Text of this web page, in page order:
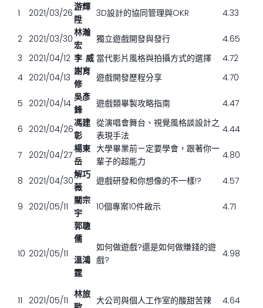
1
2021/03/26
游輝
陞
3D設計的協同管理與OKR 4.33
2 2021/03/30
林瀚
宏
獨立遊戲開發與發行
4.65
3
2021/04/12 李 威 當代影片風格與拍攝方式的選擇
4.72
4 2021/04/13
謝育
修
遊戲開發歷程分享 4.70
5 2021/04/14
吳彥
鋒
遊戲類畢製攻略指南 4.47
6 2021/04/26
馮建
彰
從演唱會舞台、視覺風格談設計之
表現手法
4.44
7 2021/04/27
楊東
岳
大學畢業前ㄧ定要學會，跟著你一
輩子的超能力
4.80
8 2021/04/30
解巧
薇
遊戲研發和你想像的不一樣!? 4.57
9 2021/05/11
關宗
宇
10個專案10件啟示 4.71
10 2021/05/11
郭聰
儒
溫鴻
霆
如何做遊戲?還是如何做賺錢的遊
戲?
4.98
11 2021/05/11
林旅
大公司與個人工作室的酸甜苦辣 4.64